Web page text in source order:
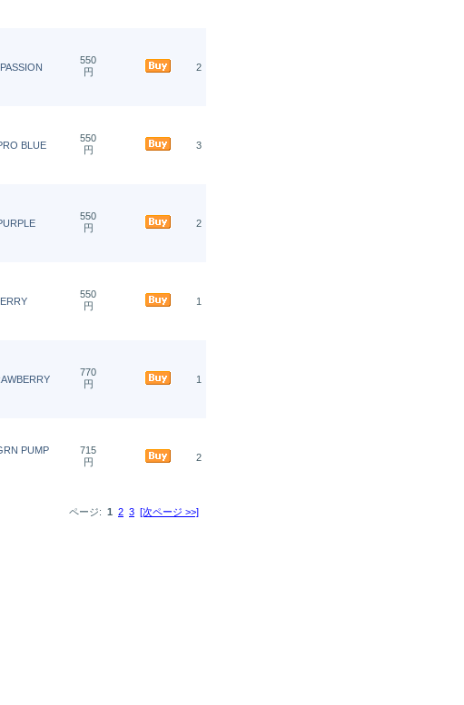
550
円
2
BLUE
550
円
3
550
円
2
550
円
1
770
円
1
PUMP
715
円
2
ページ: 1 2 3 [次ページ >>]